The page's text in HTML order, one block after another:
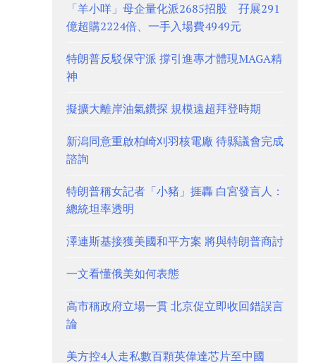
「羊小咩」母企量化派2685招股 孖展291
億超購2224倍、一手入場費4949元
特朗普反駁保守派 撐引進專才體現MAGA精
神
擬擴大離岸油氣鑽探 規模遠超拜登時期
新潟同意重啟柏崎刈羽核電廠 待縣議會完成
諮詢
特朗普稱女記者「小豬」捱轟 白宮發言人：
總統坦率透明
澤連斯基接獲美國和平方案 將與特朗普商討
一文看懂俄美如何表態
高市稱政府立場一貫 北京促立即收回錯誤言
論
美方控4人走私數百顆英偉達芯片至中國